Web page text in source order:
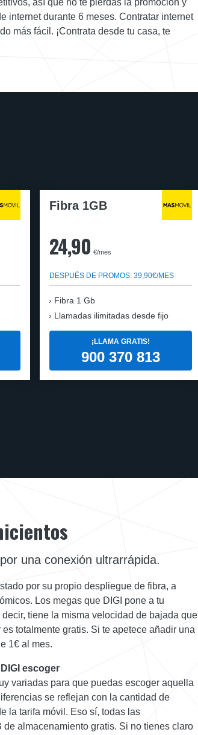
así que no te pierdas la promoción y
internet durante 6 meses. Contratar internet
más fácil. ¡Contrata desde tu casa, te
Fibra 1GB
24,90 €/mes
DESPUÉS DE PROMOS: 39,90€/MES
Fibra 1 Gb
Llamadas ilimitadas desde fijo
¡LLAMA GRATIS!
900 370 813
una conexión ultrarrápida.
por su propio despliegue de fibra, a
Los megas que DIGI pone a tu
tiene la misma velocidad de bajada que
totalmente gratis. Si te apetece añadir una
1€ al mes.
escoger
variadas para que puedas escoger aquella
se reflejan con la cantidad de
la tarifa móvil. Eso sí, todas las
almacenamiento gratis. Si no tienes claro